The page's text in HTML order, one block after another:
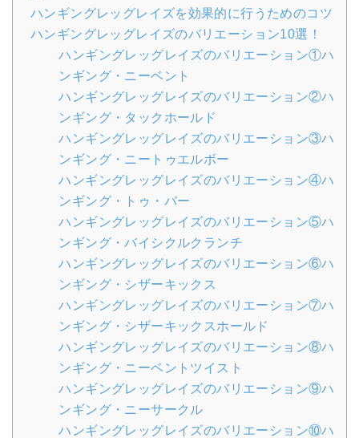
ハンギングレッグレイズを効果的に行うためのコツ
ハンギングレッグレイズのバリエーション10選！
ハンギングレッグレイズのバリエーション①ハ
ンギング・ニーベント
ハンギングレッグレイズのバリエーション②ハ
ンギング・タックホールド
ハンギングレッグレイズのバリエーション③ハ
ンギング・ニートゥエルボー
ハンギングレッグレイズのバリエーション④ハ
ンギング・トゥ・バー
ハンギングレッグレイズのバリエーション⑤ハ
ンギング・バイシクルクランチ
ハンギングレッグレイズのバリエーション⑥ハ
ンギング・シザーキックス
ハンギングレッグレイズのバリエーション⑦ハ
ンギング・シザーキックスホールド
ハンギングレッグレイズのバリエーション⑧ハ
ンギング・ニーベントツイスト
ハンギングレッグレイズのバリエーション⑨ハ
ンギング・ニーサークル
ハンギングレッグレイズのバリエーション⑩ハ